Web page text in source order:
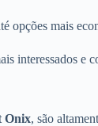
opções mais
interessados
Onix, são